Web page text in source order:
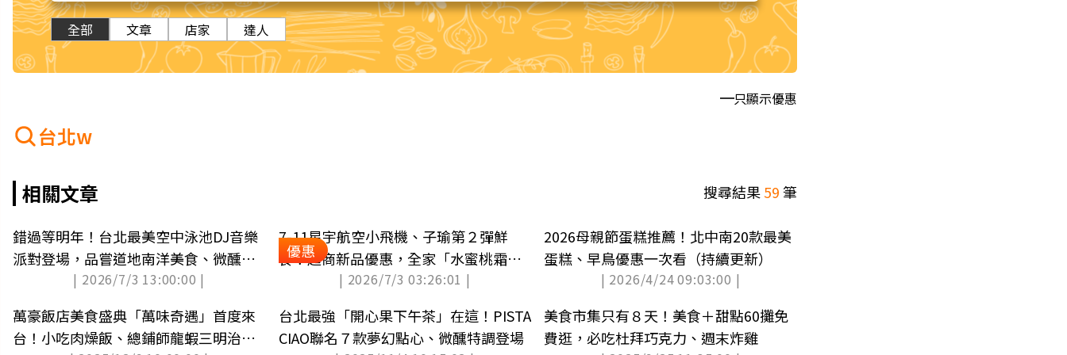
全部 文章 店家 達人
只顯示優惠
台北w
相關文章 搜尋結果59筆
錯過等明年！台北最美空中泳池DJ音樂
派對登場，品嘗道地南洋美食、微醺特
| 2026/7/3 13:00:00 |
優惠
7-11星宇航空小飛機、子瑜第２彈鮮
食！超商新品優惠，全家「水蜜桃霜淇
| 2026/7/3 03:26:01 |
2026母親節蛋糕推薦！北中南20款最美
蛋糕、早鳥優惠一次看（持續更新）
| 2026/4/24 09:03:00 |
萬豪飯店美食盛典「萬味奇遇」首度來
台！小吃肉燥飯、總鋪師龍蝦三明治上
台北最強「開心果下午茶」在這！PISTA
CIAO聯名７款夢幻點心、微醺特調登場
美食市集只有８天！美食＋甜點60攤免
費逛，必吃杜拜巧克力、週末炸雞